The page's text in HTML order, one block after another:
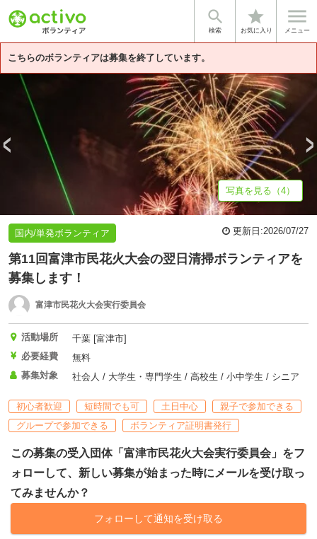

検索
star
お気に入り

メニュー
こちらのボランティアは募集を終了しています。
基本情報 募集詳細 団体情報
写真を見る（4）
国内/単発ボランティア 更新日:2026/07/27
第11回富津市民花火大会の翌日清掃ボランティアを
募集します！
富津市民花火大会実行委員会
活動場所
千葉 [富津市]
必要経費
無料
募集対象
社会人 / 大学生・専門学生 / 高校生 / 小中学生 / シニア
初心者歓迎 短時間でも可 土日中心
親子で参加できる
グループで参加できる
ボランティア証明書発行
この募集の受入団体「富津市民花火大会実行委員会」をフ
ォローして、新しい募集が始まった時にメールを受け取っ
てみませんか？
フォローして通知を受け取る